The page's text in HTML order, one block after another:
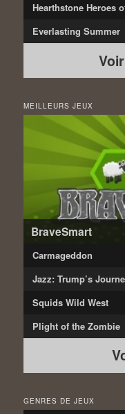
Hearthstone Heroes
Everlasting Summer
MEILLEURS JEUX
BraveSmart
Carmageddon
Jazz: Trump’s
Squids Wild West
Plight of the Zombie
GENRES DE JEUX